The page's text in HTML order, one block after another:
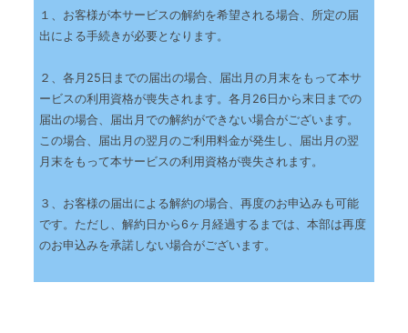
１、お客様が本サービスの解約を希望される場合、所定の届
出による手続きが必要となります。
２、各月25日までの届出の場合、届出月の月末をもって本サ
ービスの利用資格が喪失されます。各月26日から末日までの
届出の場合、届出月での解約ができない場合がございます。
この場合、届出月の翌月のご利用料金が発生し、届出月の翌
月末をもって本サービスの利用資格が喪失されます。
３、お客様の届出による解約の場合、再度のお申込みも可能
です。ただし、解約日から6ヶ月経過するまでは、本部は再度
のお申込みを承諾しない場合がございます。